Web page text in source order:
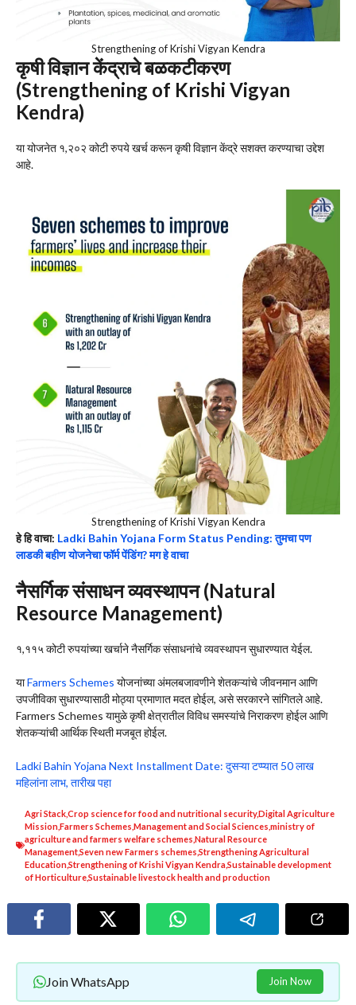
Strengthening of Krishi Vigyan Kendra
कृषी विज्ञान केंद्राचे बळकटीकरण
(Strengthening of Krishi Vigyan
Kendra)
या योजनेत १,२०२ कोटी रुपये खर्च करून कृषी विज्ञान केंद्रे सशक्त करण्याचा उद्देश
आहे.
Strengthening of Krishi Vigyan Kendra
हे हि वाचा: Ladki Bahin Yojana Form Status Pending: तुमचा पण
लाडकी बहीण योजनेचा फॉर्म पेंडिंग? मग हे वाचा
नैसर्गिक संसाधन व्यवस्थापन (Natural
Resource Management)
१,११५ कोटी रुपयांच्या खर्चाने नैसर्गिक संसाधनांचे व्यवस्थापन सुधारण्यात येईल.
याFarmers Schemes योजनांच्या अंमलबजावणीने शेतकऱ्यांचे जीवनमान आणि
उपजीविका सुधारण्यासाठी मोठ्या प्रमाणात मदत होईल, असे सरकारने सांगितले आहे.
Farmers Schemes यामुळे कृषी क्षेत्रातील विविध समस्यांचे निराकरण होईल आणि
शेतकऱ्यांची आर्थिक स्थिती मजबूत होईल.
Ladki Bahin Yojana Next Installment Date: दुसऱ्या टप्प्यात 50 लाख
महिलांना लाभ, तारीख पहा
Agri StackCrop science for food and nutritional security,Digital Agriculture
MissionFarmers Schemes Management and Social Sciences ministry of
agriculture and farmers welfare schemes Natural Resource
ManagementSeven new Farmers schemes Strengthening Agricultural
EducationStrengthening of Krishi Vigyan KendraSustainable development
of HorticultureSustainable livestock health and production
Join WhatsApp Join Now